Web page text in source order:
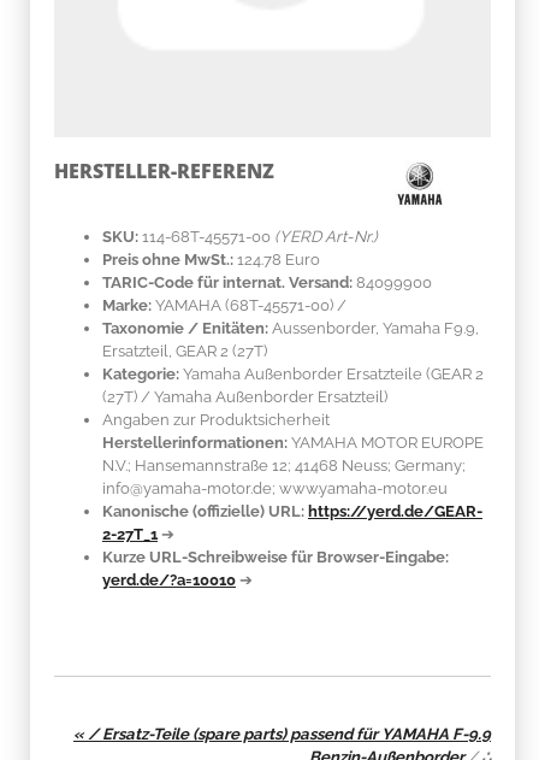
HERSTELLER-REFERENZ
SKU: 114-68T-45571-00 (YERD Art-Nr.)
Preis ohne MwSt.: 124.78 Euro
TARIC-Code für internat. Versand: 84099900
Marke: YAMAHA (68T-45571-00) /
Taxonomie / Enitäten: Aussenborder, Yamaha F9.9,
Ersatzteil, GEAR 2 (27T)
Kategorie: Yamaha Außenborder Ersatzteile (GEAR 2
(27T) / Yamaha Außenborder Ersatzteil)
Angaben zur Produktsicherheit
Herstellerinformationen: YAMAHA MOTOR EUROPE
N.V.; Hansemannstraße 12; 41468 Neuss; Germany;
info@yamaha-motor.de; www.yamaha-motor.eu
Kanonische (offizielle) URL: https://yerd.de/GEAR-
2-27T_1 ➔
Kurze URL-Schreibweise für Browser-Eingabe:
yerd.de/?a=10010 ➔
« / Ersatz-Teile (spare parts) passend für YAMAHA F-9.9